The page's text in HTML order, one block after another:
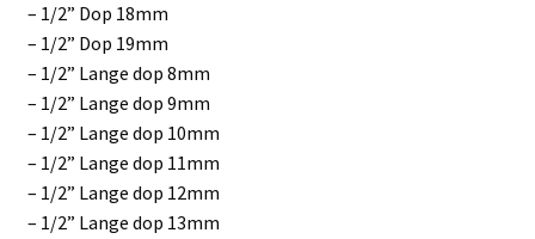
– 1/2” Dop 18mm
– 1/2” Dop 19mm
– 1/2” Lange dop 8mm
– 1/2” Lange dop 9mm
– 1/2” Lange dop 10mm
– 1/2” Lange dop 11mm
– 1/2” Lange dop 12mm
– 1/2” Lange dop 13mm